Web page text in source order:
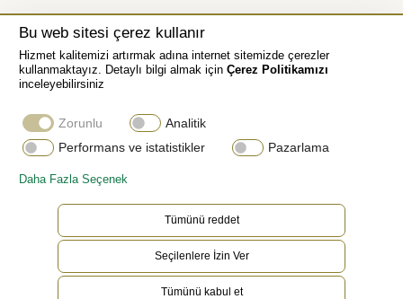
Bu web sitesi çerez kullanır
Hizmet kalitemizi artırmak adına internet sitemizde çerezler
kullanmaktayız. Detaylı bilgi almak için Çerez Politikamızı
inceleyebilirsiniz
Zorunlu
Analitik
Performans ve istatistikler
Pazarlama
Daha Fazla Seçenek
Tümünü reddet
Seçilenlere İzin Ver
Tümünü kabul et